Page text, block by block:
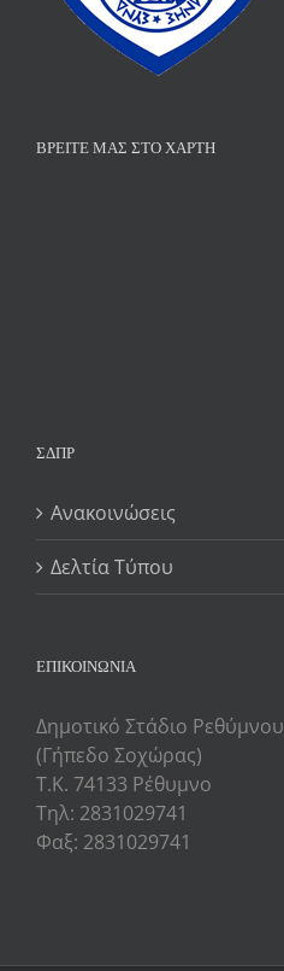
ΒΡΕΊΤΕ ΜΑΣ ΣΤΟ ΧΆΡΤΗ
ΣΔΠΡ
Ανακοινώσεις
Δελτία Τύπου
ΕΠΙΚΟΙΝΩΝΙΑ
Δημοτικό Στάδιο Ρεθύμνου
(Γήπεδο Σοχώρας)
Τ.Κ. 74133 Ρέθυμνο
Τηλ: 2831029741
Φαξ: 2831029741